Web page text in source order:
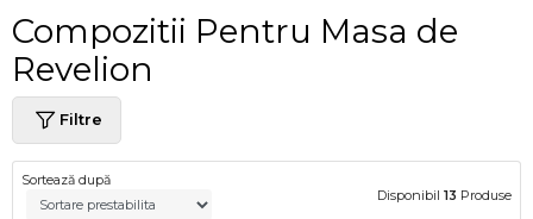
Compozitii Pentru Masa de
Revelion
Filtre
Sortează după
Disponibil 13 Produse